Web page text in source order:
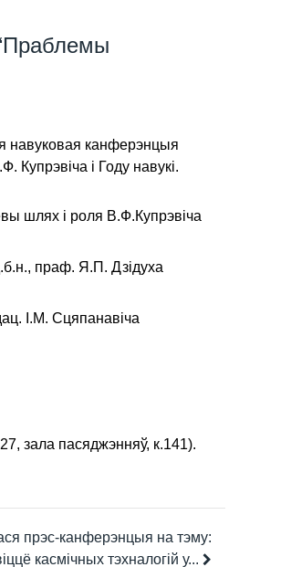
навуковая канферэнцыя
Купрэвіча і Году навукі.
шлях і роля В.Ф.Купрэвіча
праф. Я.П. Дзідуха
І.М. Сцяпанавіча
зала пасяджэнняў, к.141).
прэс-канферэнцыя на тэму:
касмічных тэхналогій у...